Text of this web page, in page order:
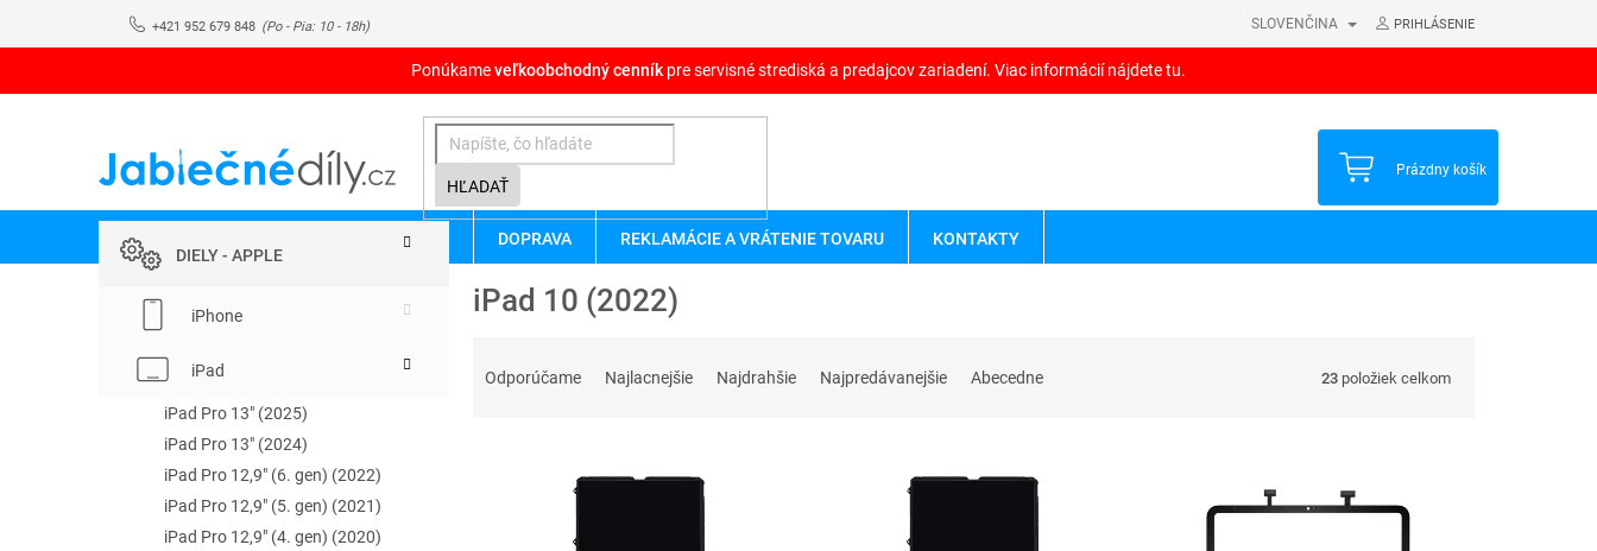
+421 952 679 848 SLOVENČINA PRIHLÁSENIE
Ponúkameveľkoobchodný cenník pre servisné strediská a predajcov zariadení. Viac informácií nájdete tu.
HĽADAŤ
NÁKUPNÝ
Prázdny košík
DOPRAVA REKLAMÁCIE A VRÁTENIE TOVARU KONTAKTY
o
kategórieDIELY - APPLE
iPhone
iPad
iPad Pro 13" (2025)
iPad Pro 13" (2024)
iPad Pro 12,9" (6. gen) (2022)
iPad Pro 12,9" (5. gen) (2021)
iPad Pro 12,9" (4. gen) (2020)
iPad 10 (2022)
Odporúčame Najlacnejšie Najdrahšie Najpredávanejšie Abecedne 23 položiek celkom